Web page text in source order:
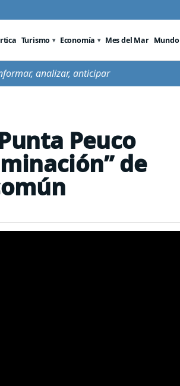
Turismo Economía Mes del Mar Mundo
analizar, anticipar
Peuco
de